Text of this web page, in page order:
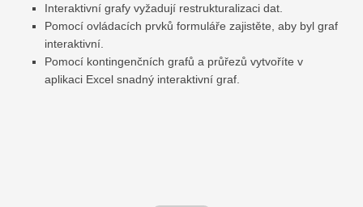
Interaktivní grafy vyžadují restrukturalizaci dat.
Pomocí ovládacích prvků formuláře zajistěte, aby byl graf
interaktivní.
Pomocí kontingenčních grafů a průřezů vytvoříte v
aplikaci Excel snadný interaktivní graf.